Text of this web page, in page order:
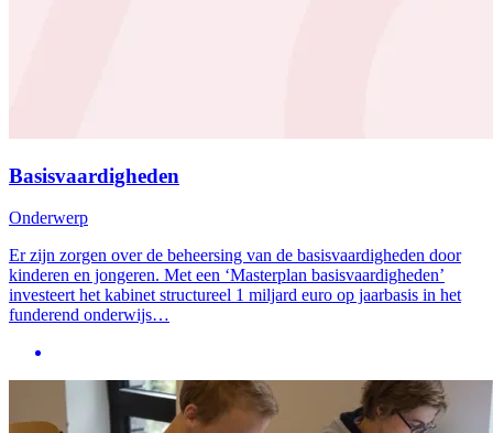
Basisvaardigheden
Onderwerp
Er zijn zorgen over de beheersing van de basisvaardigheden door
kinderen en jongeren. Met een ‘Masterplan basisvaardigheden’
investeert het kabinet structureel 1 miljard euro op jaarbasis in het
funderend onderwijs…